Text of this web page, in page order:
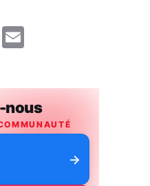
WhatsApp